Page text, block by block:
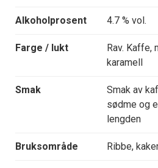
Alkoholprosent 4.7 % vol.
Farge / lukt
Rav. Kaffe,
karamell
Smak
Smak av
sødme og
lengden
Bruksområde Ribbe,